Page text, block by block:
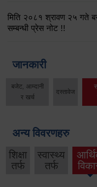
मिति २०८१ श्रावण २५ गते
सम्बन्धी प्रेस नोट !!
जानकारी
बजेट, आम्दानी
र खर्च
दस्तावेज
अन्य विवरणहरु
शिक्षा
तर्फ
स्वास्थ्य
तर्फ